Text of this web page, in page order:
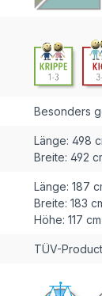
Besonders
Länge: 498
Breite: 492
Länge: 187
Breite: 183
Höhe: 117 cm
TÜV-